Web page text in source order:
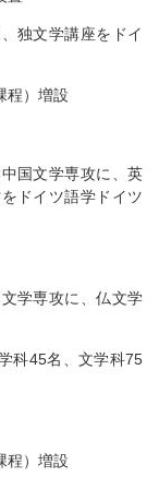
独文学講座をドイ
程）増設
国文学専攻に、英
ドイツ語学ドイツ
学専攻に、仏文学
科45名、文学科75
程）増設